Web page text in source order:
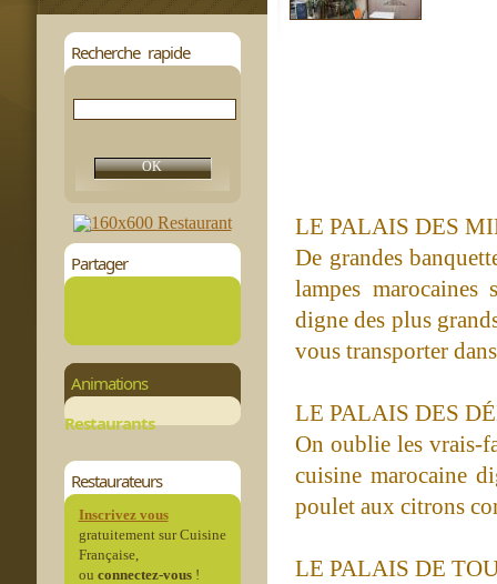
Recherche rapide
Partager
Animations
Restaurants
Restaurateurs
Inscrivez vous
gratuitement sur Cuisine
Française,
ou connectez-vous!
LE PALAIS DES
De grandes
lampes
digne des plus
vous transporter
LE PALAIS DES
On oublie les vrais-
cuisine marocaine
poulet aux citrons
LE PALAIS DE